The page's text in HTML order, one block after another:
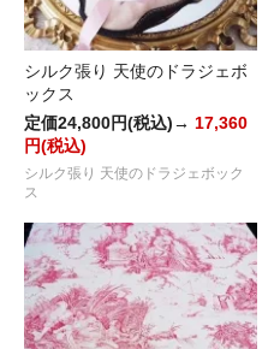
シルク張り 天使のドラジェボ
ックス
定価24,800円(税込)→ 17,360
円(税込)
シルク張り 天使のドラジェボック
ス